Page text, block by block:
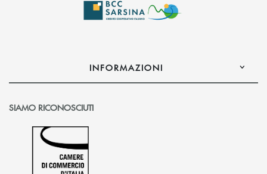
INFORMAZIONI
SIAMO RICONOSCIUTI